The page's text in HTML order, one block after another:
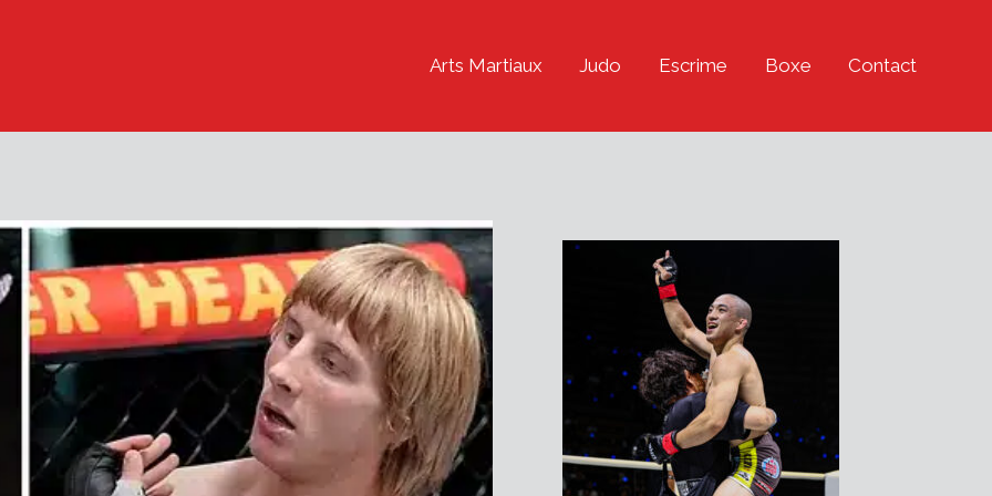
Arts Martiaux Judo Escrime Boxe Contact